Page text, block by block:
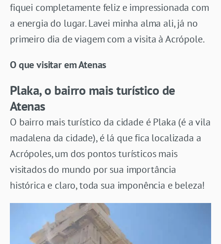
fiquei completamente feliz e impressionada com
a energia do lugar. Lavei minha alma ali, já no
primeiro dia de viagem com a visita à Acrópole.
O que visitar em Atenas
Plaka, o bairro mais turístico de
Atenas
O bairro mais turístico da cidade é Plaka (é a vila
madalena da cidade), é lá que fica localizada a
Acrópoles, um dos pontos turísticos mais
visitados do mundo por sua importância
histórica e claro, toda sua imponência e beleza!